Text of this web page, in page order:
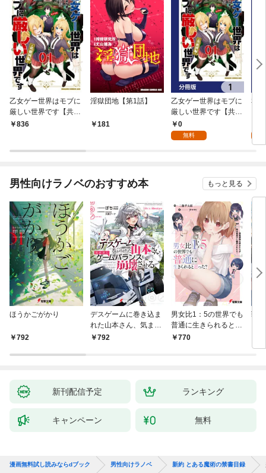
乙女ゲー世界はモブに
厳しい世界です【共和
国編】 ０１
836
淫獄団地【第1話】
181
乙女ゲー世界はモブに
厳しい世界です【共和
国編】【分冊版】 1
0
無料
私
を
版
男性向けラノベのおすすめ本 もっと見る
ほうかごがかり
792
デスゲームに巻き込ま
れた山本さん、気まま
にゲームバランスを崩
792
男女比1：5の世界でも
普通に生きられると思
った？ ～激重感情な
770
戦
特
新刊配信予定 ランキング
キャンペーン 無料
漫画無料試し読みならdブック 男性向けラノベ 新約 とある魔術の禁書目録